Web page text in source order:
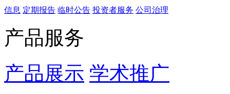
信息 定期报告 临时公告 投资者服务 公司治理
产品服务
产品展示 学术推广